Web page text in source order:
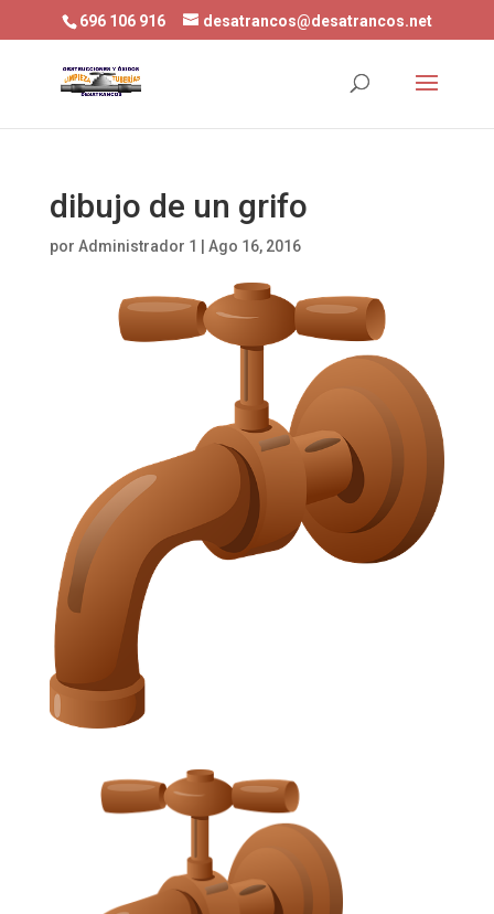
696 106 916 desatrancos@desatrancos.net
dibujo de un grifo
por Administrador 1 Ago 16, 2016